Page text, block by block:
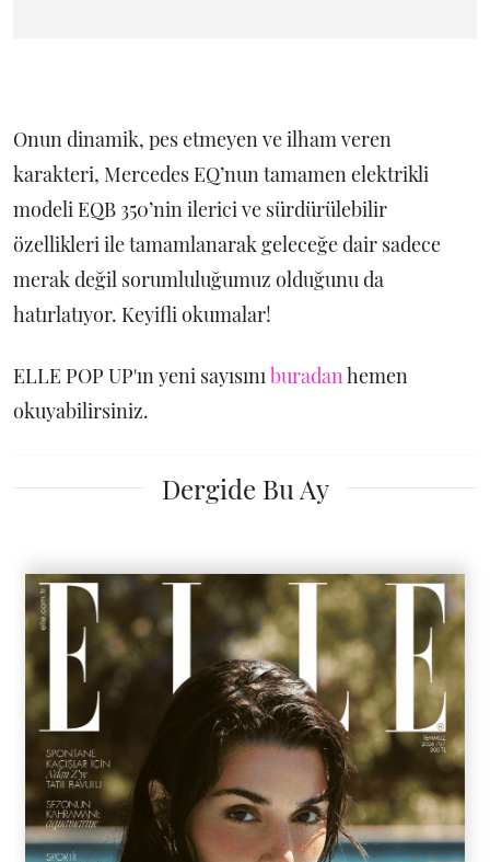
Onun dinamik, pes etmeyen ve ilham veren
karakteri, Mercedes EQ’nun tamamen elektrikli
modeli EQB 350’nin ilerici ve sürdürülebilir
özellikleri ile tamamlanarak geleceğe dair sadece
merak değil sorumluluğumuz olduğunu da
hatırlatıyor. Keyifli okumalar!
ELLE POP UP'ın yeni sayısını buradanhemen
okuyabilirsiniz.
Dergide Bu Ay